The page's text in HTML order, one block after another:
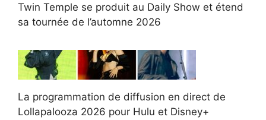
Twin Temple se produit au Daily Show et étend
sa tournée de l’automne 2026
La programmation de diffusion en direct de
Lollapalooza 2026 pour Hulu et Disney+